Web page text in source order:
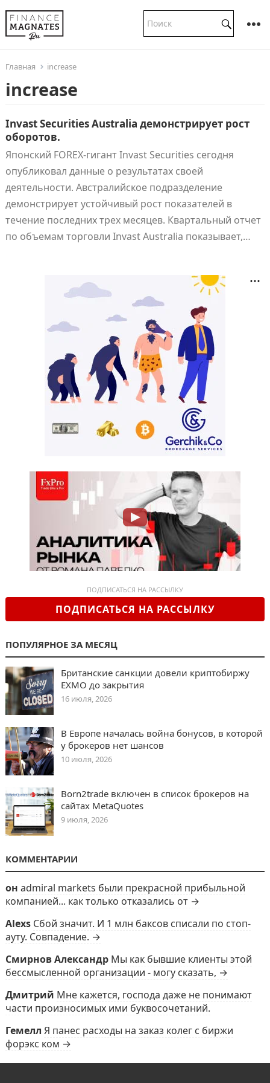
Главная increase
increase
Invast Securities Australia демонстрирует рост
оборотов.
Японский FOREX-гигант Invast Securities сегодня
опубликовал данные о результатах своей
деятельности. Австралийское подразделение
демонстрирует устойчивый рост показателей в
течение последних трех месяцев. Квартальный отчет
по объемам торговли Invast Australia показывает,…
ПОДПИСАТЬСЯ НА РАССЫЛКУ
ПОДПИСАТЬСЯ НА РАССЫЛКУ
ПОПУЛЯРНОЕ ЗА МЕСЯЦ
Британские санкции довели криптобиржу
EXMO до закрытия
16 июля, 2026
В Европе началась война бонусов, в которой
у брокеров нет шансов
10 июля, 2026
Born2trade включен в список брокеров на
сайтах MetaQuotes
9 июля, 2026
КОММЕНТАРИИ
он admiral markets были прекрасной прибыльной
компанией... как только отказались от →
Alexs Сбой значит. И 1 млн баксов списали по стоп-
ауту. Совпадение. →
Смирнов Александр Мы как бывшие клиенты этой
бессмысленной организации - могу сказать, →
Дмитрий Мне кажется, господа даже не понимают
части произносимых ими буквосочетаний.
Гемелл Я панес расходы на заказ колег с биржи
форэкс ком →